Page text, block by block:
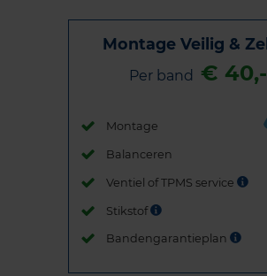
Montage Veilig &
Per band € 40,-
Montage
Balanceren
Ventiel of TPMS service
Stikstof
Bandengarantieplan